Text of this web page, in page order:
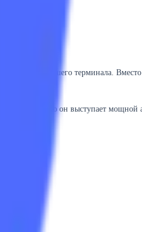
прямо из вашего терминала.
он выступает мощной